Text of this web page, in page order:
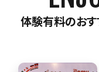
体験有料のおす